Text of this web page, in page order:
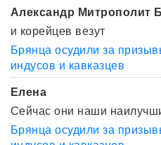
Александр Митрополит
и корейцев везут
Брянца осудили за
индусов и кавказцев
Елена
Сейчас они наши
Брянца осудили за